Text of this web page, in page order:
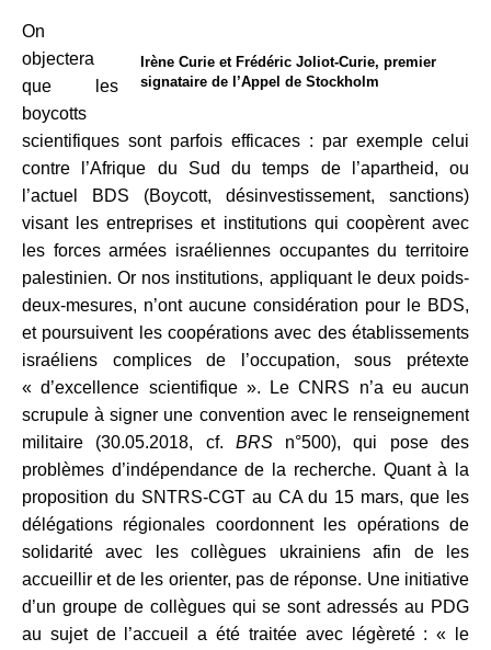
Irène Curie et Frédéric Joliot-Curie, premier
signataire de l’Appel de Stockholm
On
objectera
que les
boycotts
scientifiques sont parfois efficaces : par exemple celui
contre l’Afrique du Sud du temps de l’apartheid, ou
l’actuel BDS (Boycott, désinvestissement, sanctions)
visant les entreprises et institutions qui coopèrent avec
les forces armées israéliennes occupantes du territoire
palestinien. Or nos institutions, appliquant le deux poids-
deux-mesures, n’ont aucune considération pour le BDS,
et poursuivent les coopérations avec des établissements
israéliens complices de l’occupation, sous prétexte
« d’excellence scientifique ». Le CNRS n’a eu aucun
scrupule à signer une convention avec le renseignement
militaire (30.05.2018, cf. BRSn°500), qui pose des
problèmes d’indépendance de la recherche. Quant à la
proposition du SNTRS-CGT au CA du 15 mars, que les
délégations régionales coordonnent les opérations de
solidarité avec les collègues ukrainiens afin de les
accueillir et de les orienter, pas de réponse. Une initiative
d’un groupe de collègues qui se sont adressés au PDG
au sujet de l’accueil a été traitée avec légèreté : « le